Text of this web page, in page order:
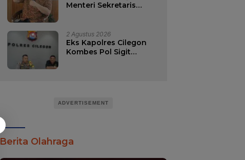
Menteri Sekretaris
2 Agustus 2026
Eks Kapolres Cilegon
Kombes Pol Sigit
ADVERTISEMENT
Berita Olahraga